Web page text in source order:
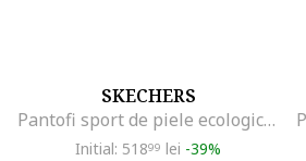
SKECHERS
Pantofi sport de piele ecologica cu imprimeu contrastant Uno-Highlight Love, Negru/Albastru
Initial: 51899 lei -39%